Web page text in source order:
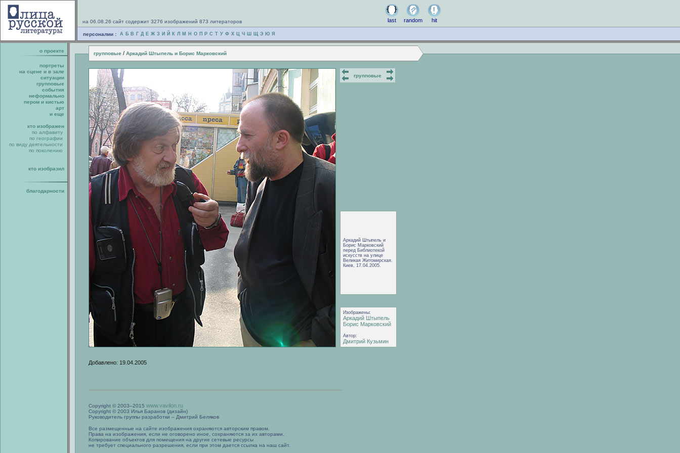
на 06.08.26 сайт содержит 3276 изображений 873 литераторов last random hit
персоналии : А Б В Г Д Е Ж З И Й К Л М Н О П Р С Т У Ф Х Ц Ч Ш Щ Э Ю Я
о проекте групповые / Аркадий Штыпель и Борис Марковский
портреты
на сцене и в зале
ситуации
групповые
события
неформально
пером и кистью
арт
и еще
кто изображен
по алфавиту
по географии
по виду деятельности
по поколению
кто изобразил
благодарности
групповые
Аркадий Штыпель и
Борис Марковский
перед Библиотекой
искусств на улице
Великая Житомирская.
Киев, 17.04.2005.
Изображены:
Аркадий Штыпель
Борис Марковский
Автор:
Дмитрий Кузьмин
Добавлено: 19.04.2005
Copyright © 2003–2015 www.vavilon.ru
Copyright © 2003 Илья Баранов (дизайн)
Руководитель группы разработки – Дмитрий Беляков
Все размещенные на сайте изображения охраняются авторским правом.
Права на изображения, если не оговорено иное, сохраняются за их авторами.
Копирование объектов для помещения на другие сетевые ресурсы
не требует специального разрешения, если при этом дается ссылка на наш сайт.